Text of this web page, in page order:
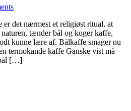
er det nærmest et religiøst ritual, at
tænder bål og koger kaffe,
kunne lære af. Bålkaffe smager nu
termokande kaffe Ganske vist må
bål […]